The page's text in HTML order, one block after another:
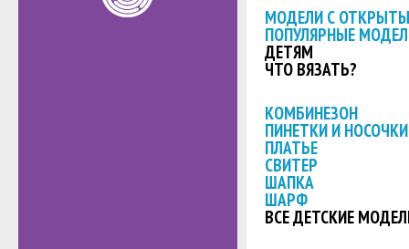
МОДЕЛИ С
ПОПУЛЯРНЫЕ
ДЕТЯМ
ЧТО ВЯЗАТЬ?
КОМБИНЕЗОН
ПИНЕТКИ И НОСОЧКИ
ПЛАТЬЕ
СВИТЕР
ШАПКА
ШАРФ
ВСЕ ДЕТСКИЕ